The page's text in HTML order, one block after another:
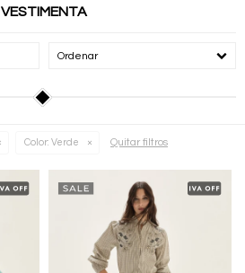
VESTIMENTA
Recomendados
Color: Verde Quitar filtros